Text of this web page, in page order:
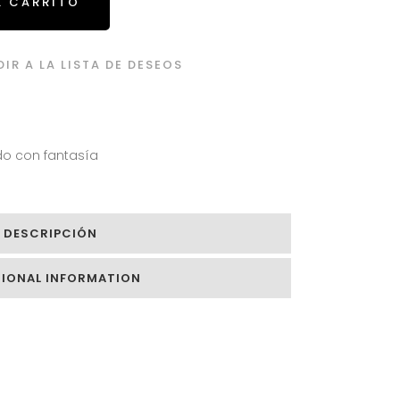
A LA LISTA DE DESEOS
con fantasía
DESCRIPCIÓN
INFORMATION